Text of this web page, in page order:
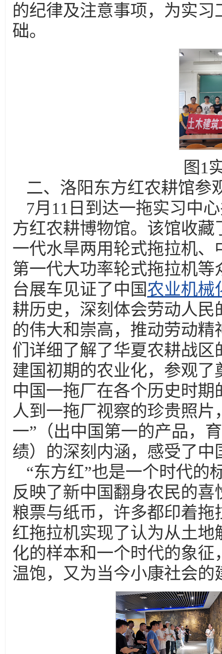
的纪律及注意事项，为实
础。
图1
二、洛阳东方红农耕馆参
7月11日到达一拖实习中
方红农耕博物馆。该馆收
一代水旱两用轮式拖拉机
第一代大功率轮式拖拉机
台展车见证了中国 农业机械
耕历史，深刻体会劳动人
的伟大和崇高，推动劳动
们详细了解了华夏农耕战
建国初期的农业化，参观
中国一拖厂在各个历史时
人到一拖厂视察的珍贵照
一”（出中国第一的产品，
绩）的深刻内涵，感受了
“东方红”也是一个时代的
反映了新中国翻身农民的
粮票与纸币，许多都印着
红拖拉机实现了认为从土
化的样本和一个时代的象
温饱，又为当今小康社会